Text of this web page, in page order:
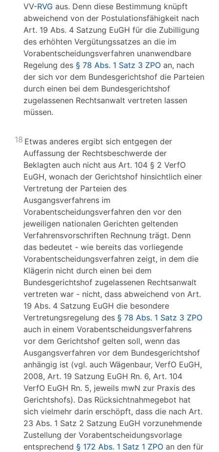
VV-RVG aus. Denn diese Bestimmung knüpft
abweichend von der Postulationsfähigkeit nach
Art. 19 Abs. 4 Satzung EuGH für die Zubilligung
des erhöhten Vergütungssatzes an die im
Vorabentscheidungsverfahren unanwendbare
Regelung des § 78 Abs. 1 Satz 3 ZPO an, nach
der sich vor dem Bundesgerichtshof die Parteien
durch einen bei dem Bundesgerichtshof
zugelassenen Rechtsanwalt vertreten lassen
müssen.
18 Etwas anderes ergibt sich entgegen der
Auffassung der Rechtsbeschwerde der
Beklagten auch nicht aus Art. 104 § 2 VerfO
EuGH, wonach der Gerichtshof hinsichtlich einer
Vertretung der Parteien des
Ausgangsverfahrens im
Vorabentscheidungsverfahren den vor den
jeweiligen nationalen Gerichten geltenden
Verfahrensvorschriften Rechnung trägt. Denn
das bedeutet - wie bereits das vorliegende
Vorabentscheidungsverfahren zeigt, in dem die
Klägerin nicht durch einen bei dem
Bundesgerichtshof zugelassenen Rechtsanwalt
vertreten war - nicht, dass abweichend von Art.
19 Abs. 4 Satzung EuGH die besondere
Vertretungsregelung des § 78 Abs. 1 Satz 3 ZPO
auch in einem Vorabentscheidungsverfahrens
vor dem Gerichtshof gelten soll, wenn das
Ausgangsverfahren vor dem Bundesgerichtshof
anhängig ist (vgl. auch Wägenbaur, VerfO EuGH,
2008, Art. 19 Satzung EuGH Rn. 6, Art. 104
VerfO EuGH Rn. 5, jeweils mwN zur Praxis des
Gerichtshofs). Das Rücksichtnahmegebot hat
sich vielmehr darin erschöpft, dass die nach Art.
23 Abs. 1 Satz 2 Satzung EuGH vorzunehmende
Zustellung der Vorabentscheidungsvorlage
entsprechend § 172 Abs. 1 Satz 1 ZPO an den für